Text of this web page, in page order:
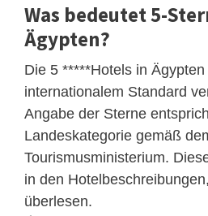
Was bedeutet 5-
Ägypten?
Die 5 *****Hotels in
internationalem Standard
Angabe der Sterne
Landeskategorie gemäß
Tourismusministerium.
in den
überlesen.